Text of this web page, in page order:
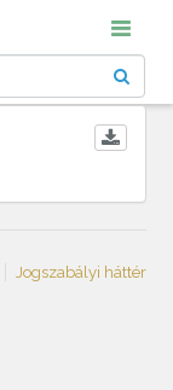
Jogszabályi háttér